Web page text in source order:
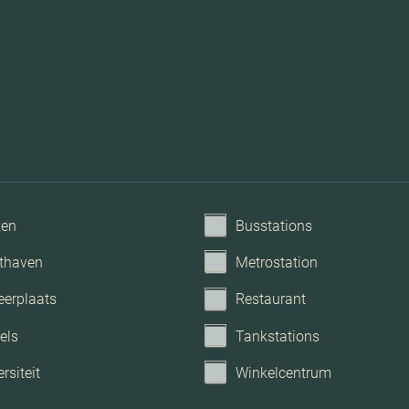
Busstations
Metrostation
Restaurant
Tankstations
Winkelcentrum